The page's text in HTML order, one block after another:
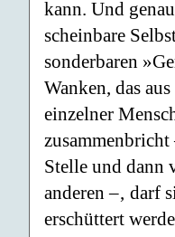
kann. Und
scheinbare
sonderbaren
Wanken, das
einzelner
zusammenbricht
Stelle und dann
anderen –‚ darf
erschüttert